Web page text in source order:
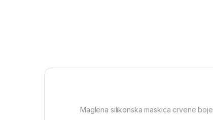
Maglena silikonska maskica crvene boje